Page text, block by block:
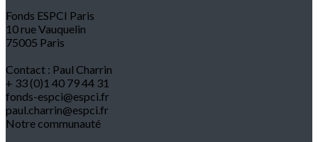
Fonds ESPCI Paris
10 rue Vauquelin
75005 Paris
Contact : Paul Charrin
+ 33 (0)1 40 79 44 31
fonds-espci@espci.fr
paul.charrin@espci.fr
Notre communauté